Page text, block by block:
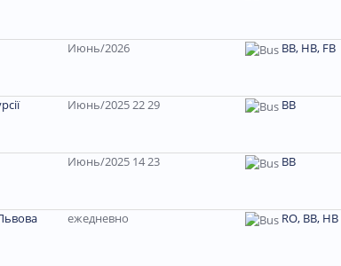
Июнь/2026 BB, HB, FB
Июнь/2025 22 29 BB
Июнь/2025 14 23 BB
ежедневно RO, BB, HB